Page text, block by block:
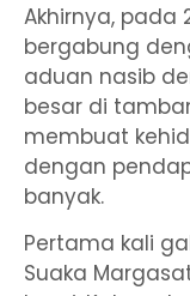
Akhirnya, pada
bergabung
aduan nasib
besar di
membuat
dengan
banyak.
Pertama kali
Suaka